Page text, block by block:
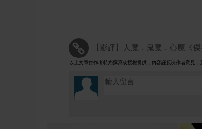
【影評】人魔．鬼魔．心魔《
以上文章由作者特約撰寫或授權提供，內容謹反映作者意見